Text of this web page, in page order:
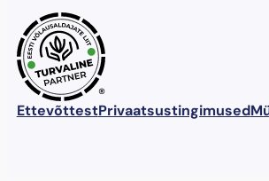
®
EttevõttestPrivaatsustingimused